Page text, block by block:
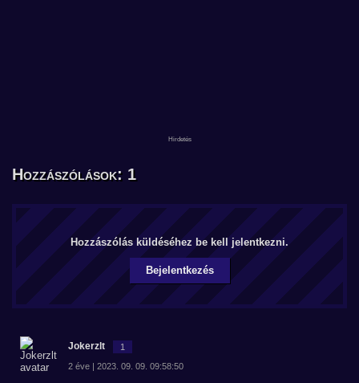
Hozzászólások: 1
Hozzászólás küldéséhez be kell jelentkezni.
Bejelentkezés
Jokerzlt 1
2 éve | 2023. 09. 09. 09:58:50